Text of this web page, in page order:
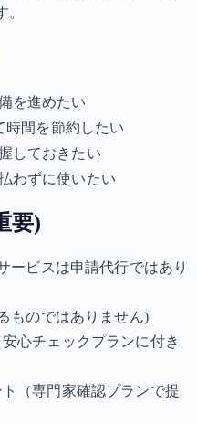
を進めたい
時間を節約したい
しておきたい
わずに使いたい
要)
ービスは申請代行ではあり
ものではありません)
心チェックプランに付き
（専門家確認プランで提